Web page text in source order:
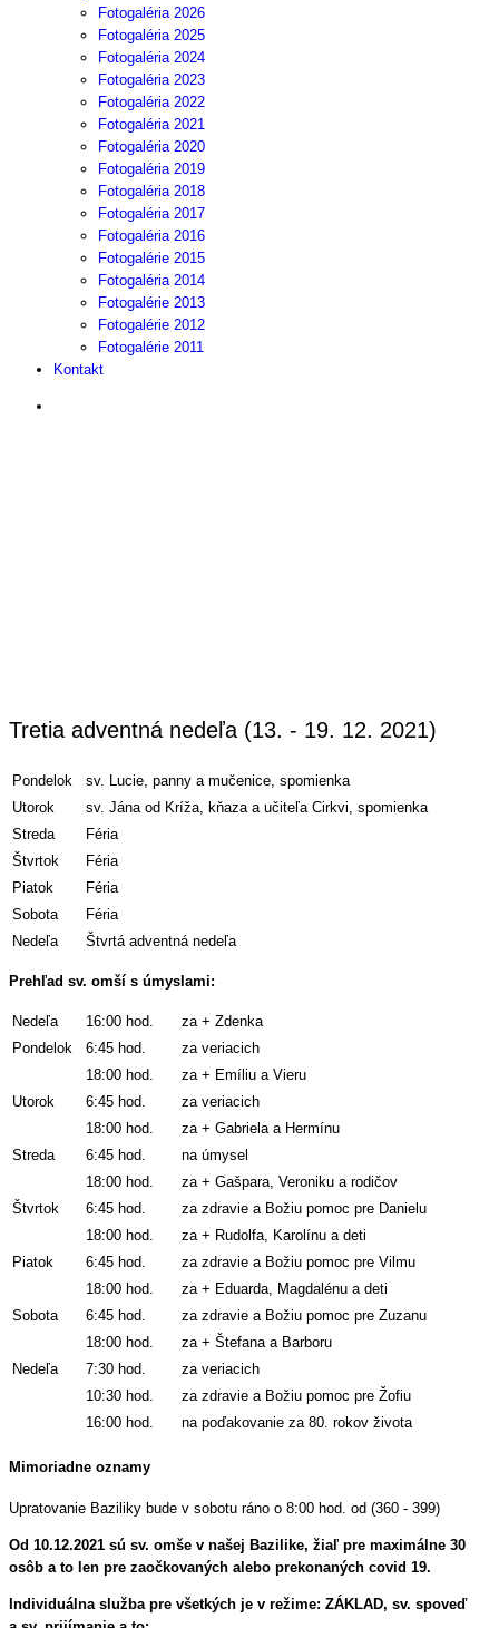
Fotogaléria 2026
Fotogaléria 2025
Fotogaléria 2024
Fotogaléria 2023
Fotogaléria 2022
Fotogaléria 2021
Fotogaléria 2020
Fotogaléria 2019
Fotogaléria 2018
Fotogaléria 2017
Fotogaléria 2016
Fotogalérie 2015
Fotogaléria 2014
Fotogalérie 2013
Fotogalérie 2012
Fotogalérie 2011
Kontakt
Tretia adventná nedeľa (13. - 19. 12. 2021)
Pondelok
sv. Lucie, panny a mučenice, spomienka
Utorok
sv. Jána od Kríža, kňaza a učiteľa Cirkvi, spomienka
Streda
Féria
Štvrtok
Féria
Piatok
Féria
Sobota
Féria
Nedeľa
Štvrtá adventná nedeľa
Prehľad sv. omší s úmyslami:
Nedeľa 16:00 hod.
za + Zdenka
Pondelok
6:45 hod.
za veriacich
18:00 hod.
za + Emíliu a Vieru
Utorok
6:45 hod.
za veriacich
18:00 hod.
za + Gabriela a Hermínu
Streda
6:45 hod.
na úmysel
18:00 hod.
za + Gašpara, Veroniku a rodičov
Štvrtok
6:45 hod.
za zdravie a Božiu pomoc pre Danielu
18:00 hod.
za + Rudolfa, Karolínu a deti
Piatok
6:45 hod.
za zdravie a Božiu pomoc pre Vilmu
18:00 hod.
za + Eduarda, Magdalénu a deti
Sobota
6:45 hod.
za zdravie a Božiu pomoc pre Zuzanu
18:00 hod.
za + Štefana a Barboru
Nedeľa
7:30 hod.
za veriacich
10:30 hod.
za zdravie a Božiu pomoc pre Žofiu
16:00 hod.
na poďakovanie za 80. rokov života
Mimoriadne oznamy
Upratovanie Baziliky bude v sobotu ráno o 8:00 hod. od (360 - 399)
Od 10.12.2021 sú sv. omše v našej Bazilike, žiaľ pre maximálne 30
osôb a to len pre zaočkovaných alebo prekonaných covid 19.
Individuálna služba pre všetkých je v režime: ZÁKLAD, sv. spoveď